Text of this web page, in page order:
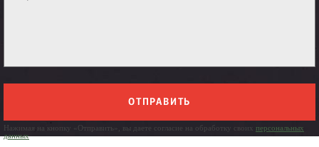
ОТПРАВИТЬ
Нажимая на кнопку «Отправить», вы даете согласие на обработку своих персональных
данных